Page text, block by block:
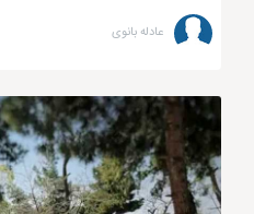
عادله بانوی